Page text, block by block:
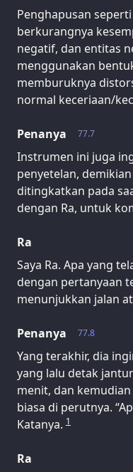
Penghapusan
berkurangnya
negatif, dan entitas
menggunakan
memburuknya
normal keceriaan/
77.7
Penanya
Instrumen ini juga
penyetelan,
ditingkatkan pada
dengan Ra, untuk
Ra
Saya Ra. Apa yang
dengan pertanyaan
menunjukkan jalan
77.8
Penanya
Yang terakhir, dia
yang lalu detak
menit, dan
biasa di perutnya.
Katanya. 1
Ra